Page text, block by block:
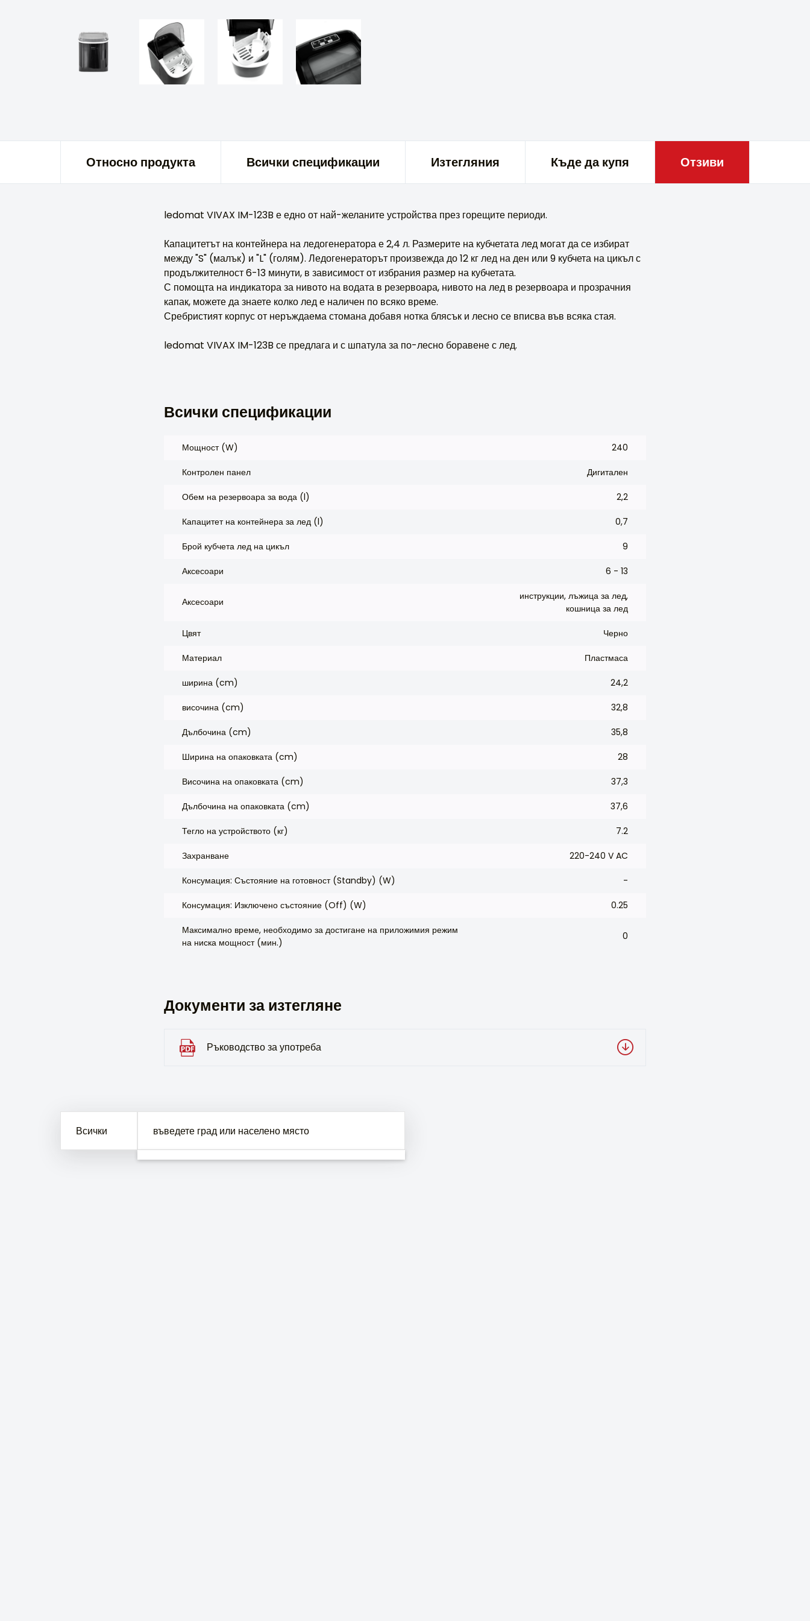
Относно продукта Всички спецификации Изтегляния Къде да купя Отзиви
ledomat VIVAX IM-123B е едно от най-желаните устройства през горещите периоди.
Капацитетът на контейнера на ледогенератора е 2,4 л. Размерите на кубчетата лед могат да се избират
между "S" (малък) и "L" (голям). Ледогенераторът произвежда до 12 кг лед на ден или 9 кубчета на цикъл с
продължителност 6-13 минути, в зависимост от избрания размер на кубчетата.
С помощта на индикатора за нивото на водата в резервоара, нивото на лед в резервоара и прозрачния
капак, можете да знаете колко лед е наличен по всяко време.
Сребристият корпус от неръждаема стомана добавя нотка блясък и лесно се вписва във всяка стая.
ledomat VIVAX IM-123B се предлага и с шпатула за по-лесно боравене с лед.
Всички спецификации
Мощност (W) 240
Контролен панел Дигитален
Обем на резервоара за вода (l) 2,2
Капацитет на контейнера за лед (l) 0,7
Брой кубчета лед на цикъл 9
Аксесоари 6 - 13
Аксесоари
инструкции, лъжица за лед,
кошница за лед
Цвят Черно
Материал Пластмаса
ширина (cm) 24,2
височина (cm) 32,8
Дълбочина (cm) 35,8
Ширина на опаковката (cm) 28
Височина на опаковката (cm) 37,3
Дълбочина на опаковката (cm) 37,6
Тегло на устройството (кг) 7.2
Захранване 220-240 V AC
Консумация: Състояние на готовност (Standby) (W) -
Консумация: Изключено състояние (Off) (W) 0.25
Максимално време, необходимо за достигане на приложимия режим
на ниска мощност (мин.)
0
Документи за изтегляне
Ръководство за употреба